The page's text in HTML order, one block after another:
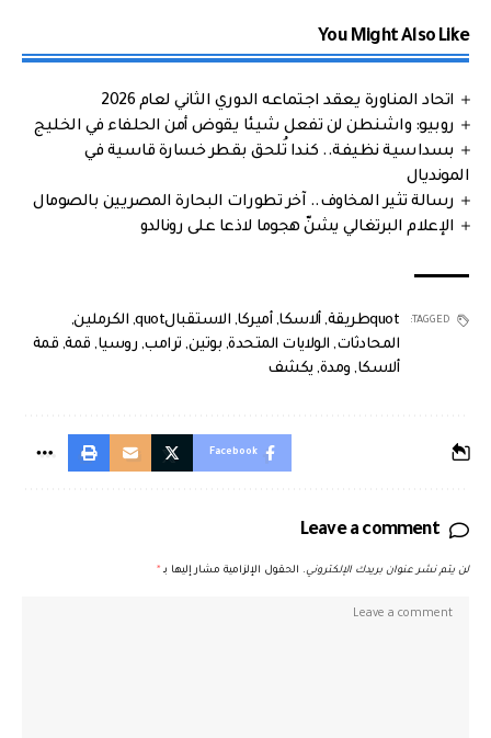
You Might Also Like
اتحاد المناورة يعقد اجتماعه الدوري الثاني لعام 2026
روبيو: واشنطن لن تفعل شيئا يقوض أمن الحلفاء في الخليج
بسداسية نظيفة.. كندا تُلحق بقطر خسارة قاسية في
المونديال
رسالة تثير المخاوف.. آخر تطورات البحارة المصريين بالصومال
الإعلام البرتغالي يشنّ هجوما لاذعا على رونالدو
TAGGED: quotطريقة , ألاسكا, أميركا, الاستقبالquot , الكرملين,
المحادثات, الولايات المتحدة, بوتين, ترامب, روسيا, قمة, قمة
ألاسكا, ومدة, يكشف
Facebook
Leave a comment
لن يتم نشر عنوان بريدك الإلكتروني. الحقول الإلزامية مشار إليها بـ *